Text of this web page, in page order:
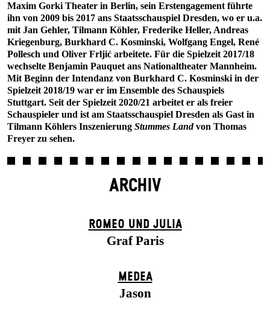
Maxim Gorki Theater in Berlin, sein Erstengagement führte
ihn von 2009 bis 2017 ans Staatsschauspiel Dresden, wo er u.a.
mit Jan Gehler, Tilmann Köhler, Frederike Heller, Andreas
Kriegenburg, Burkhard C. Kosminski, Wolfgang Engel, René
Pollesch und Oliver Frljić arbeitete. Für die Spielzeit 2017/18
wechselte Benjamin Pauquet ans Nationaltheater Mannheim.
Mit Beginn der Intendanz von Burkhard C. Kosminski in der
Spielzeit 2018/19 war er im Ensemble des Schauspiels
Stuttgart. Seit der Spielzeit 2020/21 arbeitet er als freier
Schauspieler und ist am Staatsschauspiel Dresden als Gast in
Tilmann Köhlers Inszenierung Stummes Landvon Thomas
Freyer zu sehen.
ARCHIV
ROMEO UND JULIA
Graf Paris
MEDEA
Jason